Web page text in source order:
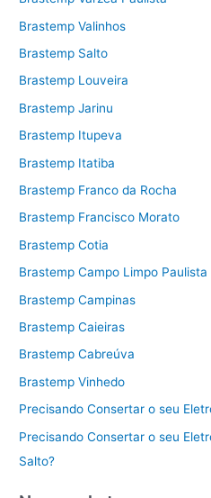
Brastemp Valinhos
Brastemp Salto
Brastemp Louveira
Brastemp Jarinu
Brastemp Itupeva
Brastemp Itatiba
Brastemp Franco da Rocha
Brastemp Francisco Morato
Brastemp Cotia
Brastemp Campo Limpo Paulista
Brastemp Campinas
Brastemp Caieiras
Brastemp Cabreúva
Brastemp Vinhedo
Precisando Consertar o seu
Precisando Consertar o seu
Salto?